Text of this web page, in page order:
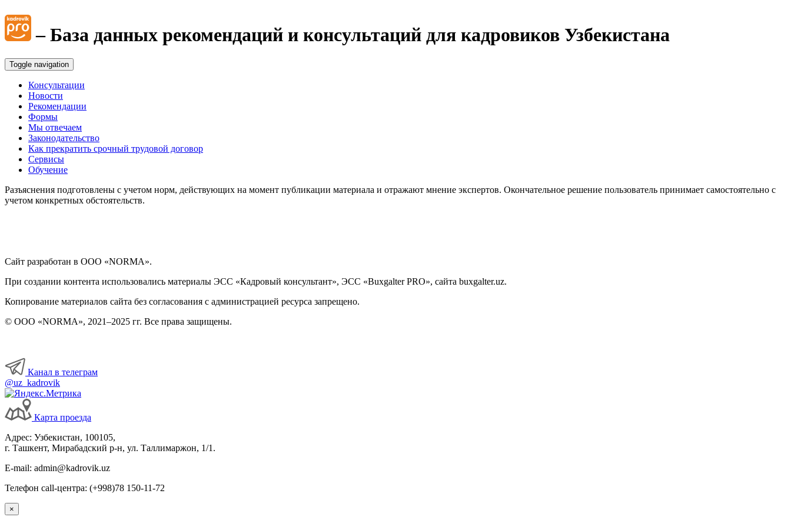
– База данных рекомендаций и консультаций для кадровиков Узбекистана
Toggle navigation
Консультации
Новости
Рекомендации
Формы
Мы отвечаем
Законодательство
Как прекратить срочный трудовой договор
Сервисы
Обучение
Разъяснения подготовлены с учетом норм, действующих на момент публикации материала и отражают мнение экспертов. Окончательное решение пользователь принимает самостоятельно с
учетом конкретных обстоятельств.
Сайт разработан в ООО «NORMA».
При создании контента использовались материалы ЭСС «Кадровый консультант», ЭСС «Buxgalter PRO», сайта buxgalter.uz.
Копирование материалов сайта без согласования с администрацией ресурса запрещено.
© ООО «NORMA», 2021–2025 гг. Все права защищены.
Канал в телеграм
@uz_kadrovik
Карта проезда
Адрес: Узбекистан, 100105,
г. Ташкент, Мирабадский р-н, ул. Таллимаржон, 1/1.
E-mail: admin@kadrovik.uz
Телефон call-центра: (+998)78 150-11-72
×